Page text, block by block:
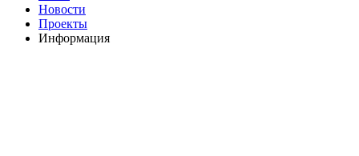
Новости
Проекты
Информация